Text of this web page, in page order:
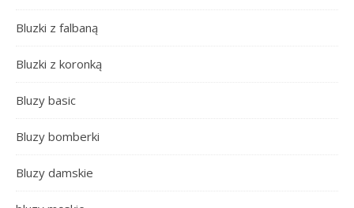
Bluzki z falbaną
Bluzki z koronką
Bluzy basic
Bluzy bomberki
Bluzy damskie